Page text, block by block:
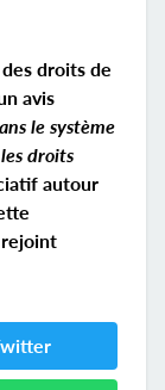
droits de
avis
le système
droits
autour
rejoint